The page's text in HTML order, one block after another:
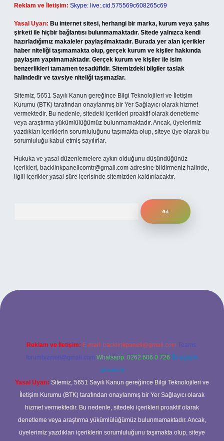
Reklam ve İletişim: Skype: live:.cid.575569c608265c69
Yasal Uyarı: Bu internet sitesi, herhangi bir marka, kurum veya şahıs
şirketi ile hiçbir bağlantısı bulunmamaktadır. Sitede yalnızca kendi
hazırladığımız makaleler paylaşılmaktadır. Burada yer alan içerikler
haber niteliği taşımamakta olup, gerçek kurum ve kişiler hakkında
paylaşım yapılmamaktadır. Gerçek kurum ve kişiler ile isim
benzerlikleri tamamen tesadüfidir. Sitemizdeki bilgiler taslak
halindedir ve tavsiye niteliği taşımazlar.
Sitemiz, 5651 Sayılı Kanun gereğince Bilgi Teknolojileri ve İletişim
Kurumu (BTK) tarafından onaylanmış bir Yer Sağlayıcı olarak hizmet
vermektedir. Bu nedenle, sitedeki içerikleri proaktif olarak denetleme
veya araştırma yükümlülüğümüz bulunmamaktadır. Ancak, üyelerimiz
yazdıkları içeriklerin sorumluluğunu taşımakta olup, siteye üye olarak bu
sorumluluğu kabul etmiş sayılırlar.
Hukuka ve yasal düzenlemelere aykırı olduğunu düşündüğünüz
içerikleri, backlinkpanelicomtr@gmail.com adresine bildirmeniz halinde,
ilgili içerikler yasal süre içerisinde sitemizden kaldırılacaktır.
bahis sitesi
Reklam ve İletişim: E-mail: backlinkpaneli@gmail.com Teams:
forumhizmeti@gmail.com Whatsapp: 0262 606 0 726 Telegram:
@karabul
Yasal Uyarı: Sitemiz, 5651 Sayılı Kanun gereğince Bilgi Teknolojileri ve
İletişim Kurumu (BTK) tarafından onaylanmış bir Yer Sağlayıcı olarak
hizmet vermektedir. Bu nedenle, sitedeki içerikleri proaktif olarak
denetleme veya araştırma yükümlülüğümüz bulunmamaktadır. Ancak,
üyelerimiz yazdıkları içeriklerin sorumluluğunu taşımakta olup, siteye